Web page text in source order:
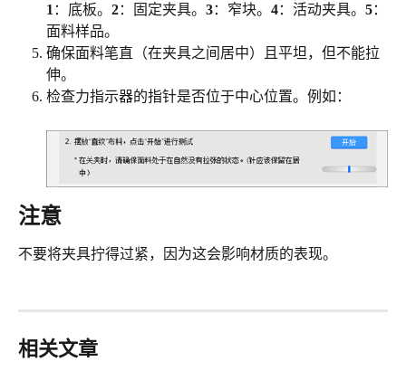
1 ：底板。 2：固定夹具。 3：窄块。 4：活动夹具。 5：
面料样品。
确保面料笔直（在夹具之间居中）且平坦，但不能拉
伸。
检查力指示器的指针是否位于中心位置。例如：
注意
不要将夹具拧得过紧，因为这会影响材质的表现。
相关文章